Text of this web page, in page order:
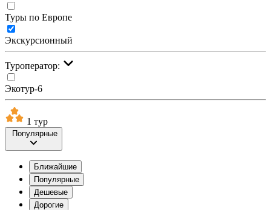
Туры по Европе
Экскурсионный
Туроператор:
Экотур-6
1 тур
Популярные
Ближайшие
Популярные
Дешевые
Дорогие